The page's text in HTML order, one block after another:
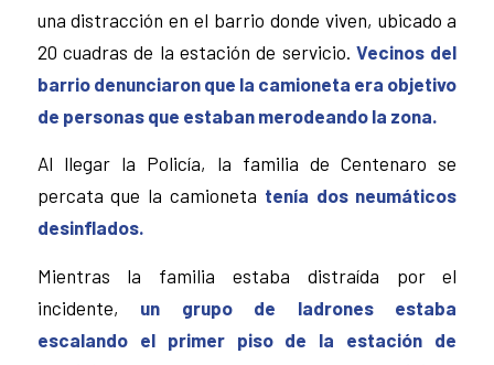
una distracción en el barrio donde viven, ubicado a
20 cuadras de la estación de servicio.Vecinos del
barrio denunciaron que la camioneta era objetivo
de personas que estaban merodeando la zona.
Al llegar la Policía, la familia de Centenaro se
percata que la camioneta tenía dos neumáticos
desinflados.
Mientras la familia estaba distraída por el
incidente, un grupo de ladrones estaba
escalando el primer piso de la estación de